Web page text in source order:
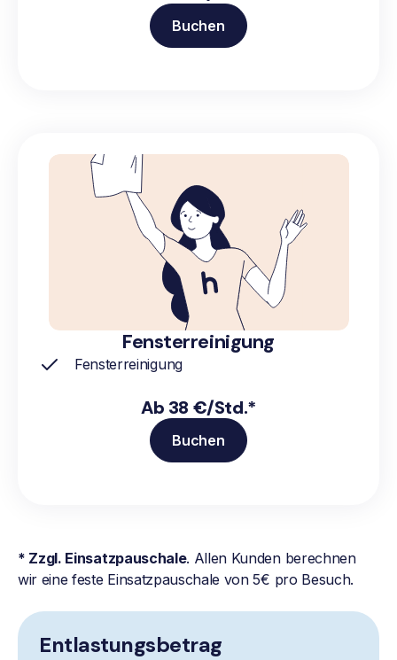
Buchen
Fensterreinigung
Fensterreinigung
Ab 38 €/Std.*
Buchen
* Zzgl. Einsatzpauschale. Allen Kunden berechnen
wir eine feste Einsatzpauschale von 5€ pro Besuch.
Entlastungsbetrag